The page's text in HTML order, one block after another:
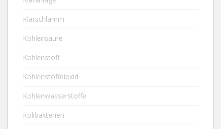
Klärschlamm
Kohlensäure
Kohlenstoff
Kohlenstoffdioxid
Kohlenwasserstoffe
Kolibakterien